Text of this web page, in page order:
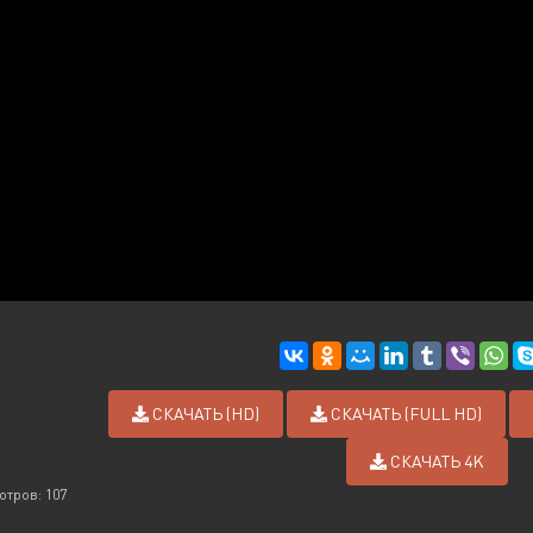
СКАЧАТЬ (HD) СКАЧАТЬ (FULL HD)
СКАЧАТЬ 4K
107